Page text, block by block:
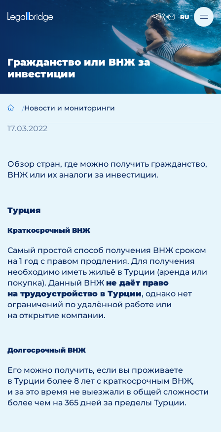
RU
Гражданство или ВНЖ за
инвестиции
Новости и мониторинги
17.03.2022
Обзор стран, где можно получить гражданство,
ВНЖ или их аналоги за инвестиции.
Турция
Краткосрочный ВНЖ
Самый простой способ получения ВНЖ сроком
на 1 год с правом продления. Для получения
необходимо иметь жильё в Турции (аренда или
покупка). Данный ВНЖ не даёт право
на трудоустройство в Турции, однако нет
ограничений по удалённой работе или
на открытие компании.
Долгосрочный ВНЖ
Его можно получить, если вы проживаете
в Турции более 8 лет с краткосрочным ВНЖ,
и за это время не выезжали в общей сложности
более чем на 365 дней за пределы Турции.